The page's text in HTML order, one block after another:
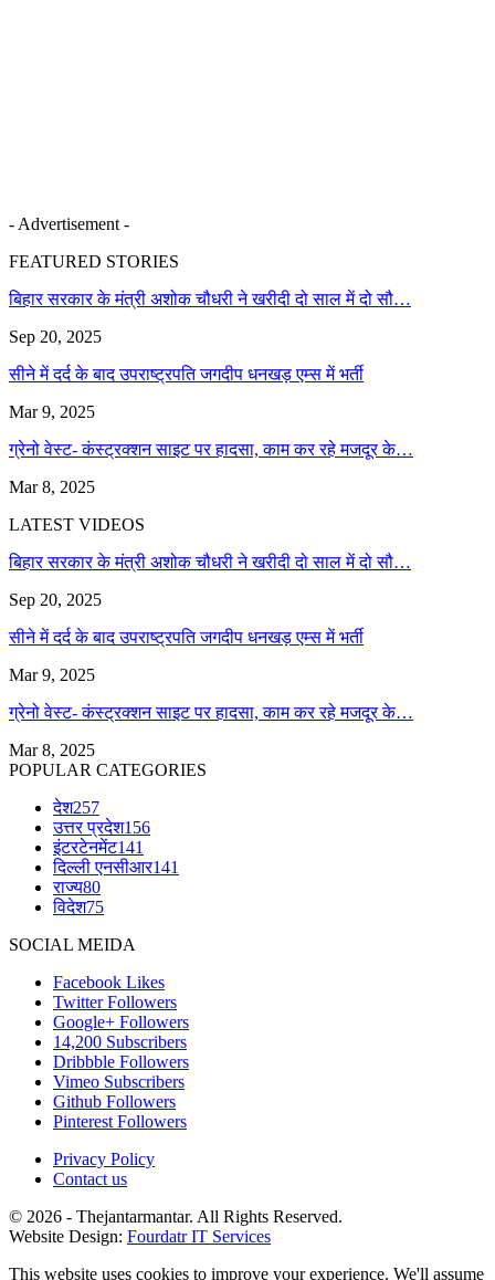
- Advertisement -
FEATURED STORIES
बिहार सरकार के मंत्री अशोक चौधरी ने खरीदी दो साल में दो सौ…
Sep 20, 2025
सीने में दर्द के बाद उपराष्ट्रपति जगदीप धनखड़ एम्स में भर्ती
Mar 9, 2025
ग्रेनो वेस्ट- कंस्ट्रक्शन साइट पर हादसा, काम कर रहे मजदूर के…
Mar 8, 2025
LATEST VIDEOS
बिहार सरकार के मंत्री अशोक चौधरी ने खरीदी दो साल में दो सौ…
Sep 20, 2025
सीने में दर्द के बाद उपराष्ट्रपति जगदीप धनखड़ एम्स में भर्ती
Mar 9, 2025
ग्रेनो वेस्ट- कंस्ट्रक्शन साइट पर हादसा, काम कर रहे मजदूर के…
Mar 8, 2025
POPULAR CATEGORIES
देश257
उत्तर प्रदेश156
इंटरटेनमेंट141
दिल्ली एनसीआर141
राज्य80
विदेश75
SOCIAL MEIDA
Facebook Likes
Twitter Followers
Google+ Followers
14,200 Subscribers
Dribbble Followers
Vimeo Subscribers
Github Followers
Pinterest Followers
Privacy Policy
Contact us
© 2026 - Thejantarmantar. All Rights Reserved.
Website Design: Fourdatr IT Services
This website uses cookies to improve your experience. We'll assume